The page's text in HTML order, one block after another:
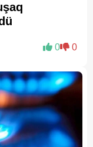
0 0